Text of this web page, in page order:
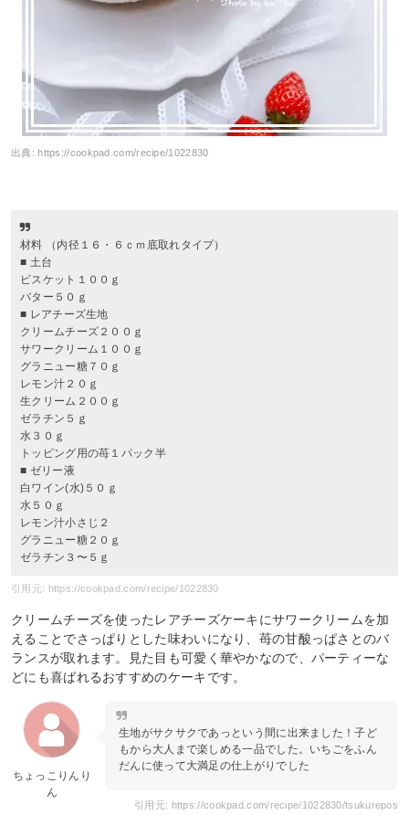
出典: https://cookpad.com/recipe/1022830
材料 （内径１６・６ｃｍ底取れタイプ）
■ 土台
ビスケット１００ｇ
バター５０ｇ
■ レアチーズ生地
クリームチーズ２００ｇ
サワークリーム１００ｇ
グラニュー糖７０ｇ
レモン汁２０ｇ
生クリーム２００ｇ
ゼラチン５ｇ
水３０ｇ
トッピング用の苺１パック半
■ ゼリー液
白ワイン(水)５０ｇ
水５０ｇ
レモン汁小さじ２
グラニュー糖２０ｇ
ゼラチン３〜５ｇ
引用元: https://cookpad.com/recipe/1022830
クリームチーズを使ったレアチーズケーキにサワークリームを加
えることでさっぱりとした味わいになり、苺の甘酸っぱさとのバ
ランスが取れます。見た目も可愛く華やかなので、パーティーな
どにも喜ばれるおすすめのケーキです。
ちょっこりんり
ん
生地がサクサクであっという間に出来ました！子ど
もから大人まで楽しめる一品でした。いちごをふん
だんに使って大満足の仕上がりでした
引用元: https://cookpad.com/recipe/1022830/tsukurepos